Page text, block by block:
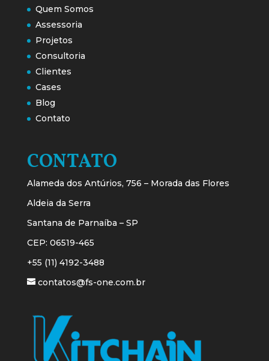
Quem Somos
Assessoria
Projetos
Consultoria
Clientes
Cases
Blog
Contato
CONTATO
Alameda dos Antúrios, 756 – Morada das Flores
Aldeia da Serra
Santana de Parnaíba – SP
CEP: 06519-465
+55 (11) 4192-3488
contatos@fs-one.com.br